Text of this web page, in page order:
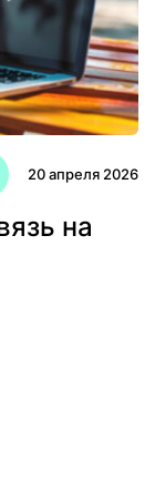
20 апреля 2026
на